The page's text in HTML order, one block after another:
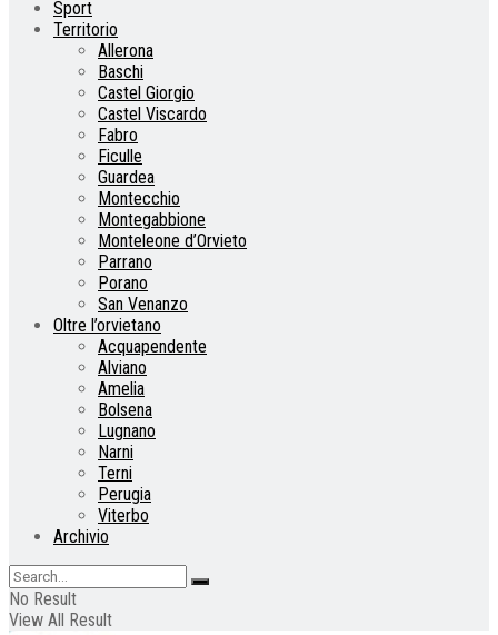
Sport
Territorio
Allerona
Baschi
Castel Giorgio
Castel Viscardo
Fabro
Ficulle
Guardea
Montecchio
Montegabbione
Monteleone d’Orvieto
Parrano
Porano
San Venanzo
Oltre l’orvietano
Acquapendente
Alviano
Amelia
Bolsena
Lugnano
Narni
Terni
Perugia
Viterbo
Archivio
No Result
View All Result